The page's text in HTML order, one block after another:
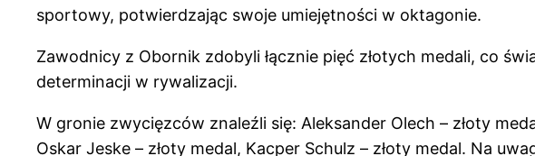
sportowy, potwierdzając swoje umiejętności w oktagonie.
Zawodnicy z Obornik zdobyli łącznie pięć złotych medali, co
determinacji w rywalizacji.
W gronie zwycięzców znaleźli się: Aleksander Olech – złoty
Oskar Jeske – złoty medal, Kacper Schulz – złoty medal. Na